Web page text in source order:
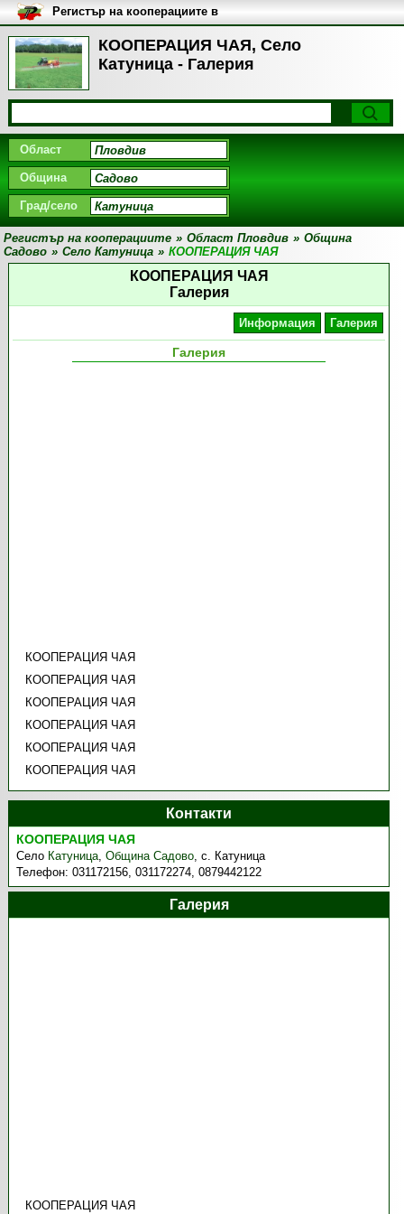
КООПЕРАЦИЯ ЧАЯ, Село
Катуница - Галерия
Регистър на кооперациите в
България
Област
Община
Град/село
Регистър на кооперациите » Област Пловдив » Община
Садово » Село Катуница » КООПЕРАЦИЯ ЧАЯ
КООПЕРАЦИЯ ЧАЯ
Галерия
Информация Галерия
Галерия
КООПЕРАЦИЯ ЧАЯ
КООПЕРАЦИЯ ЧАЯ
КООПЕРАЦИЯ ЧАЯ
КООПЕРАЦИЯ ЧАЯ
КООПЕРАЦИЯ ЧАЯ
КООПЕРАЦИЯ ЧАЯ
Контакти
КООПЕРАЦИЯ ЧАЯ
Село Катуница,Община Садово,с. Катуница
Телефон:031172156, 031172274, 0879442122
Галерия
КООПЕРАЦИЯ ЧАЯ